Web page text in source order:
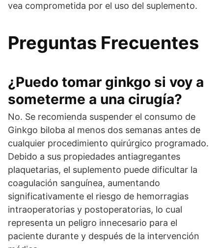
vea comprometida por el uso del suplemento.
Preguntas Frecuentes
¿Puedo tomar ginkgo si voy a
someterme a una cirugía?
No. Se recomienda suspender el consumo de
Ginkgo biloba al menos dos semanas antes de
cualquier procedimiento quirúrgico programado.
Debido a sus propiedades antiagregantes
plaquetarias, el suplemento puede dificultar la
coagulación sanguínea, aumentando
significativamente el riesgo de hemorragias
intraoperatorias y postoperatorias, lo cual
representa un peligro innecesario para el
paciente durante y después de la intervención